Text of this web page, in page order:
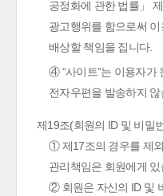
공정화에 관한 법률」
광고행위를 함으로써
배상할 책임을 집니다.
④ “사이트”는 이용자가
전자우편을 발송하지 않
제19조(회원의 ID 및 비밀
① 제17조의 경우를 제
관리책임은 회원에게 있
② 회원은 자신의 ID 및